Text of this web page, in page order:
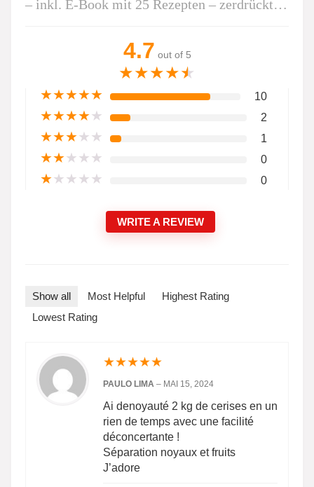
– inkl. E-Book mit 25 Rezepten – zerdrückt…
4.7 out of 5
★★★★★
★★★★★ 10
★★★★★ 2
★★★★★ 1
★★★★★ 0
★★★★★ 0
WRITE A REVIEW
Show all Most Helpful
Highest Rating
Lowest Rating
★★★★★
PAULO LIMA – MAI 15, 2024
Ai denoyauté 2 kg de cerises en un
rien de temps avec une facilité
déconcertante !
Séparation noyaux et fruits
J’adore